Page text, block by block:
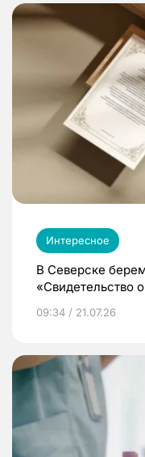
Интересное
В Северске
«Свидетельство
09:34 / 21.07.26